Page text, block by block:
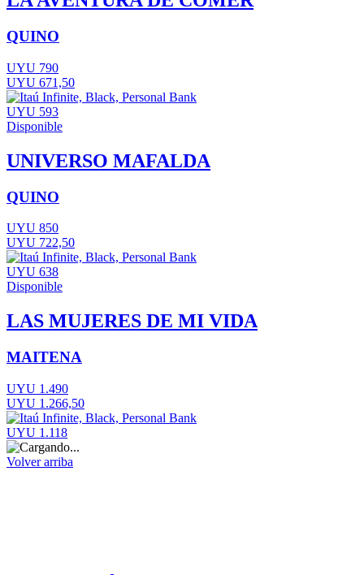
QUINO
UYU 790
UYU 671,50
UYU 593
Disponible
UNIVERSO MAFALDA
QUINO
UYU 850
UYU 722,50
UYU 638
Disponible
LAS MUJERES DE MI VIDA
MAITENA
UYU 1.490
UYU 1.266,50
UYU 1.118
Volver arriba